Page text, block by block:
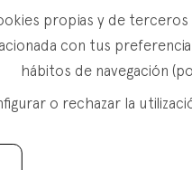
Daniel Irezabal asumirá
en la banca
valioso conocimiento y
dedicación y
Banca Privada
de Kutxabank,
propias y de
con tus
hábitos de navegación
o rechazar la